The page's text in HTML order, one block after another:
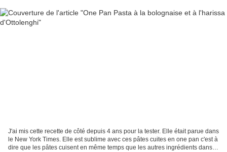
J'ai mis cette recette de côté depuis 4 ans pour la tester. Elle était parue dans
le New York Times. Elle est sublime avec ces pâtes cuites en one pan c'est à
dire que les pâtes cuisent en même temps que les autres ingrédients dans